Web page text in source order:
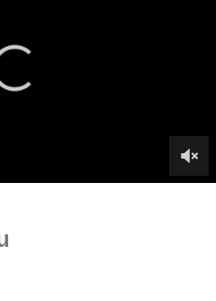
d’actualité de BX1+,
: ce feuilleton interminable
directeur des médias à la